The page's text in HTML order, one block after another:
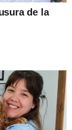
de la